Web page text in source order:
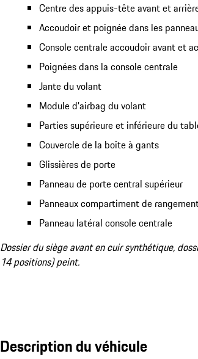
Centre des appuis-tête avant et
Accoudoir et poignée dans les
Console centrale accoudoir avant et
Poignées dans la console centrale
Jante du volant
Module d'airbag du volant
Parties supérieure et inférieure du
Couvercle de la boîte à gants
Glissières de porte
Panneau de porte central supérieur
Panneaux compartiment de
Panneau latéral console centrale
Dossier du siège avant en cuir synthétique,
14 positions) peint.
Description du véhicule